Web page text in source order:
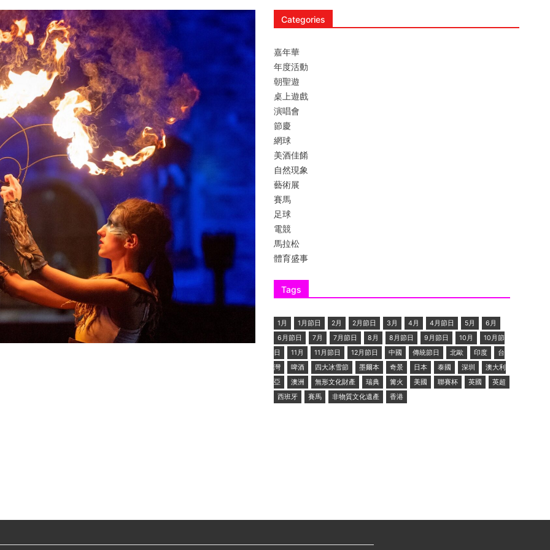
Categories
嘉年華
年度活動
朝聖遊
桌上遊戲
演唱會
節慶
網球
美酒佳餚
自然現象
藝術展
賽馬
足球
電競
馬拉松
體育盛事
Tags
1月 1月節日 2月 2月節日 3月 4月 4月節日 5月
6月
6月節日
7月 7月節日 8月 8月節日 9月節日 10月
10月節
日
11月 11月節日 12月節日 中國 傳統節日 北歐 印度
台
灣
啤酒 四大冰雪節 墨爾本 奇景 日本 泰國 深圳
澳大利
亞
澳洲 無形文化財產 瑞典 篝火 美國 聯賽杯 英國
英超
西班牙
賽馬 非物質文化遺產 香港